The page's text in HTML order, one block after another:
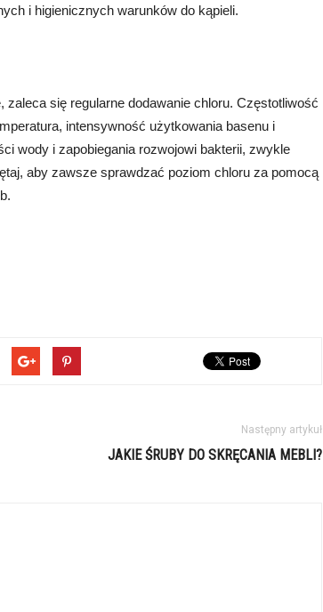
i higienicznych warunków do kąpieli.
się regularne dodawanie chloru. Częstotliwość
intensywność użytkowania basenu i
wody i zapobiegania rozwojowi bakterii, zwykle
aby zawsze sprawdzać poziom chloru za pomocą
Następny artykuł
JAKIE ŚRUBY DO SKRĘCANIA MEBLI?